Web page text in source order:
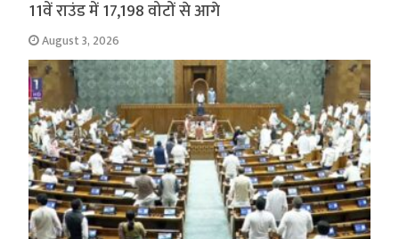
11वें राउंड में 17,198 वोटों से आगे
August 3, 2026